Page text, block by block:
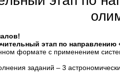
этап по
формате с применением
заданий – 3